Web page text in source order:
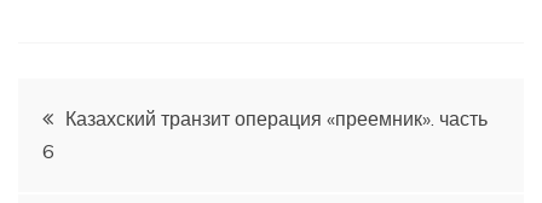
Навигация
по
Казахский транзит операция «преемник». часть
6